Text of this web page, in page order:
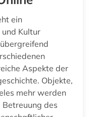
ein
Kultur
Aspekte der
Objekte,
mehr werden
des